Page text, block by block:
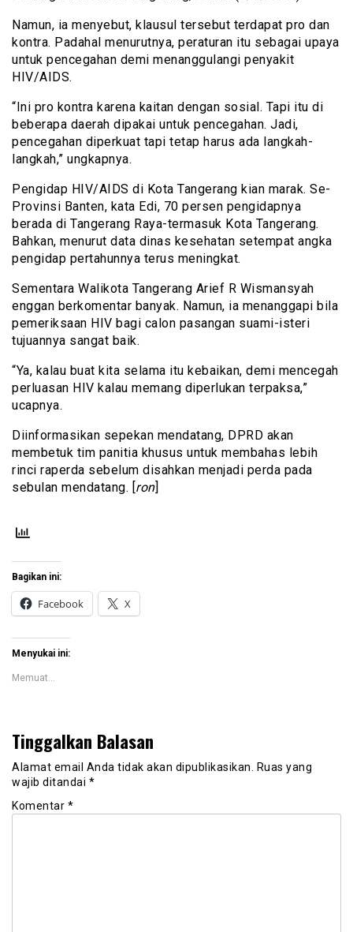
Namun, ia menyebut, klausul tersebut terdapat pro dan
kontra. Padahal menurutnya, peraturan itu sebagai upaya
untuk pencegahan demi menanggulangi penyakit
HIV/AIDS.
“Ini pro kontra karena kaitan dengan sosial. Tapi itu di
beberapa daerah dipakai untuk pencegahan. Jadi,
pencegahan diperkuat tapi tetap harus ada langkah-
langkah,” ungkapnya.
Pengidap HIV/AIDS di Kota Tangerang kian marak. Se-
Provinsi Banten, kata Edi, 70 persen pengidapnya
berada di Tangerang Raya-termasuk Kota Tangerang.
Bahkan, menurut data dinas kesehatan setempat angka
pengidap pertahunnya terus meningkat.
Sementara Walikota Tangerang Arief R Wismansyah
enggan berkomentar banyak. Namun, ia menanggapi bila
pemeriksaan HIV bagi calon pasangan suami-isteri
tujuannya sangat baik.
“Ya, kalau buat kita selama itu kebaikan, demi mencegah
perluasan HIV kalau memang diperlukan terpaksa,”
ucapnya.
Diinformasikan sepekan mendatang, DPRD akan
membetuk tim panitia khusus untuk membahas lebih
rinci raperda sebelum disahkan menjadi perda pada
sebulan mendatang. [ron]
Bagikan ini:
Facebook X
Menyukai ini:
Memuat...
Tinggalkan Balasan
Alamat email Anda tidak akan dipublikasikan.
Ruas yang
wajib ditandai *
Komentar *